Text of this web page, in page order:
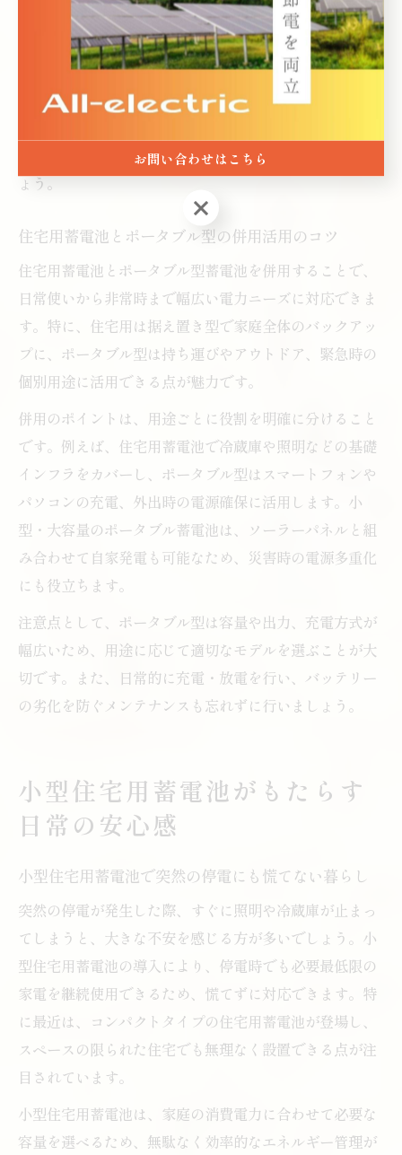
より、太陽光発電と組み合わせて長期間の停電にも柔軟
に対応する利用者も増えています。
注意点としては、蓄電池の容量や放電可能時間を事前に
確認し、非常時の優先家電を決めておくことが大切で
いざという時に確実に活用できる体制を整えておきまし
ょう。
住宅用蓄電池とポータブル型の併用活用のコツ
住宅用蓄電池とポータブル型蓄電池を併用することで、
日常使いから非常時まで幅広い電力ニーズに対応できま
す。特に、住宅用は据え置き型で家庭全体のバックアッ
プに、ポータブル型は持ち運びやアウトドア、緊急時の
個別用途に活用できる点が魅力です。
併用のポイントは、用途ごとに役割を明確に分けること
です。例えば、住宅用蓄電池で冷蔵庫や照明などの基礎
インフラをカバーし、ポータブル型はスマートフォンや
パソコンの充電、外出時の電源確保に活用します。小
型・大容量のポータブル蓄電池は、ソーラーパネルと組
み合わせて自家発電も可能なため、災害時の電源多重化
にも役立ちます。
注意点として、ポータブル型は容量や出力、充電方式が
幅広いため、用途に応じて適切なモデルを選ぶことが大
切です。また、日常的に充電・放電を行い、バッテリー
の劣化を防ぐメンテナンスも忘れずに行いましょう。
小型住宅用蓄電池がもたらす
日常の安心感
小型住宅用蓄電池で突然の停電にも慌てない暮らし
突然の停電が発生した際、すぐに照明や冷蔵庫が止まっ
てしまうと、大きな不安を感じる方が多いでしょう。小
型住宅用蓄電池の導入により、停電時でも必要最低限の
家電を継続使用できるため、慌てずに対応できます。特
に最近は、コンパクトタイプの住宅用蓄電池が登場し、
スペースの限られた住宅でも無理なく設置できる点が注
目されています。
小型住宅用蓄電池は、家庭の消費電力に合わせて必要な
容量を選べるため、無駄なく効率的なエネルギー管理が
お問い合わせはこちら
お問い合わせはこちら